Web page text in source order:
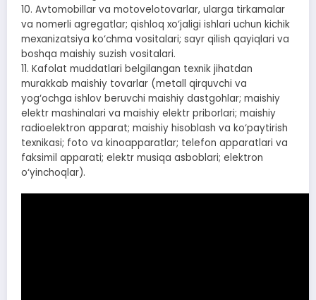
10. Avtomobillar va motovelotovarlar, ularga tirkamalar
va nomerli agregatlar; qishloq xo‘jaligi ishlari uchun kichik
mexanizatsiya ko‘chma vositalari; sayr qilish qayiqlari va
boshqa maishiy suzish vositalari.
11. Kafolat muddatlari belgilangan texnik jihatdan
murakkab maishiy tovarlar (metall qirquvchi va
yog‘ochga ishlov beruvchi maishiy dastgohlar; maishiy
elektr mashinalari va maishiy elektr priborlari; maishiy
radioelektron apparat; maishiy hisoblash va ko‘paytirish
texnikasi; foto va kinoapparatlar; telefon apparatlari va
faksimil apparati; elektr musiqa asboblari; elektron
o‘yinchoqlar).